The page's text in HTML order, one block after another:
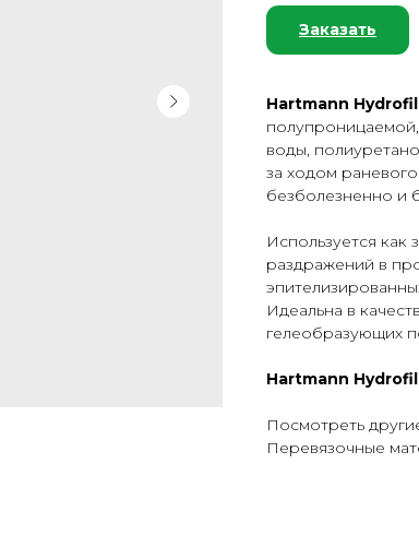
Заказать
Hartmann
воды,
за ходом
безболезненно и
Используется
раздражений в
Идеальна в
гелеобразующих
Hartmann
Посмотреть
Перевязочные